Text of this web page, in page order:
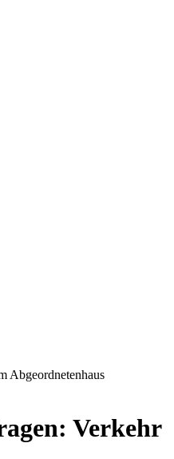
Abgeordnetenhaus
Verkehr